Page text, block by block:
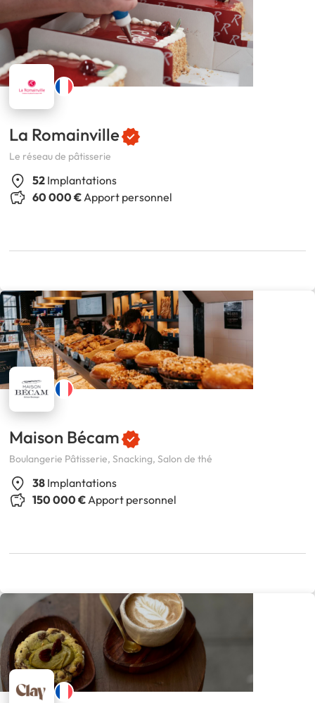
La Romainville
Le réseau de pâtisserie
52 Implantations
60 000 €Apport personnel
Maison Bécam
Boulangerie Pâtisserie, Snacking, Salon de thé
38 Implantations
150 000 €Apport personnel